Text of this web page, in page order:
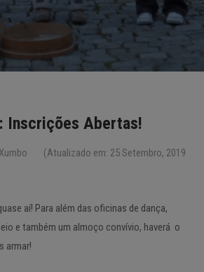
Inscrições Abertas!
(Atualizado em: 25 Setembro, 2019
aí! Para além das oficinas de dança,
e também um almoço convívio, haverá o
armar!